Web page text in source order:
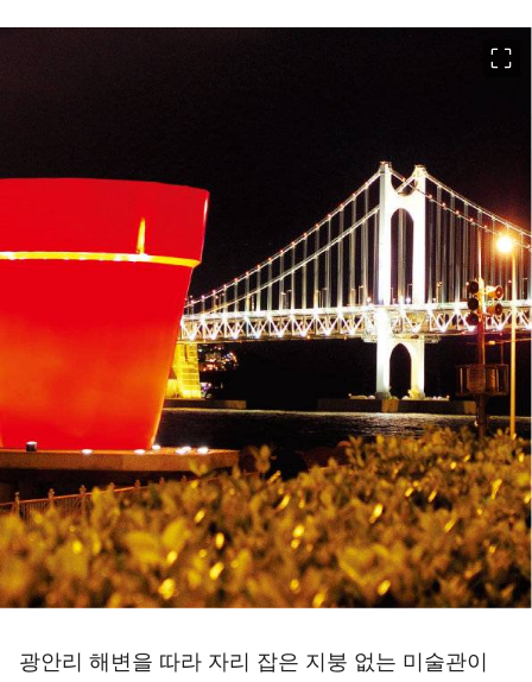
광안리 해변을 따라 자리 잡은 지붕 없는 미술관이